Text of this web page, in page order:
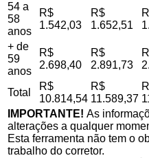
54 a
58
anos
R$
1.542,03
R$
1.652,51
+ de
59
anos
R$
2.698,40
R$
2.891,73
Total
R$
10.814,54
R$
11.589,37
IMPORTANTE! As
alterações a qualquer
Esta ferramenta não tem o
trabalho do corretor.